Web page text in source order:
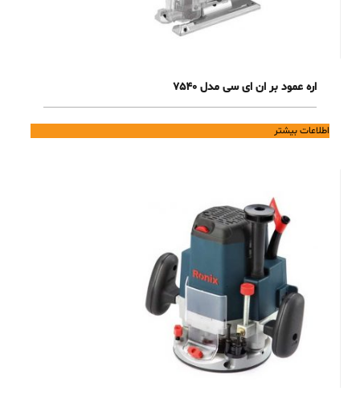
اره عمود بر ان ای سی مدل 7540
اطلاعات بیشتر